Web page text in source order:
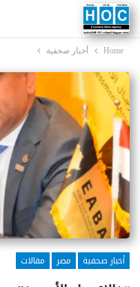
Home أخبار صحفية
أخبار صحفية مصر
مقالات